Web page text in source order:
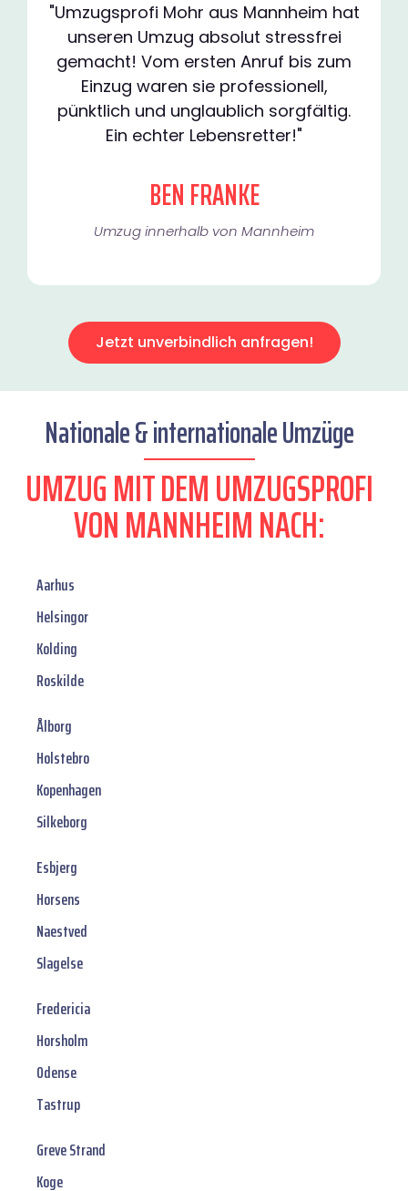
"Umzugsprofi Mohr aus Mannheim hat
unseren Umzug absolut stressfrei
gemacht! Vom ersten Anruf bis zum
Einzug waren sie professionell,
pünktlich und unglaublich sorgfältig.
Ein echter Lebensretter!"
BEN FRANKE
Umzug innerhalb von Mannheim​
Jetzt unverbindlich anfragen!
Nationale & internationale Umzüge
UMZUG MIT DEM UMZUGSPROFI
VON MANNHEIM NACH:
Aarhus
Helsingor
Kolding
Roskilde
Ålborg
Holstebro
Kopenhagen
Silkeborg
Esbjerg
Horsens
Naestved
Slagelse
Fredericia
Horsholm
Odense
Tastrup
Greve Strand
Koge